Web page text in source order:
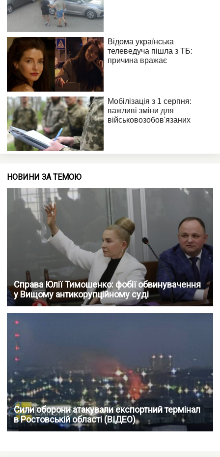
НОВИНИ ЗА ТЕМОЮ
Справа Юлії Тимошенко: фобії обвинувачення
у Вищому антикорупційному суді
Сили оборони атакували експортний термінал
в Ростовській області (ВІДЕО)